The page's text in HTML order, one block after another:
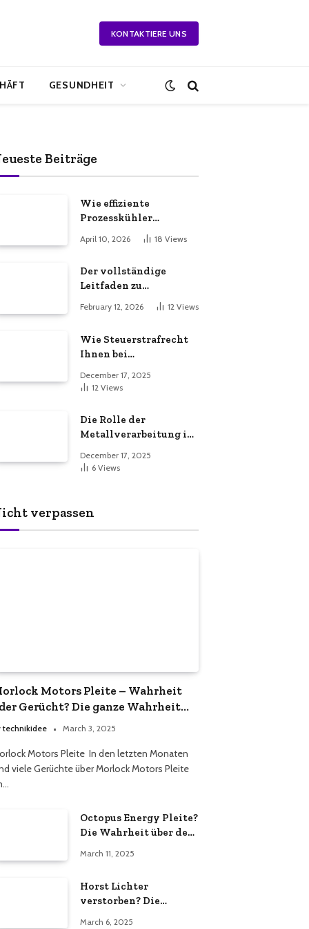
KONTAKTIERE UNS
GESUNDHEIT
Beiträge
Wie effiziente
Prozesskühler
Beratung Ihre
Produktionsabläufe
April 10, 2026 18 Views
Der vollständige
Leitfaden zu
unverzichtbaren
Dienstleistungen für
effiziente
Gewerbeimmobilie
February 12, 2026 12 Views
Wie Steuerstrafrecht
Ihnen bei
helfen kann
December 17, 2025
12 Views
Die Rolle der
Metallverarbeitung in
Fertigungsindustrie
December 17, 2025
6 Views
verpassen
Motors Pleite – Wahrheit
Gerücht? Die ganze Wahrheit
das Unternehmen
technikidee March 3, 2025
Motors Pleite In den letzten Monaten
viele Gerüchte über Morlock Motors Pleite
Octopus Energy Pleite?
Die Wahrheit über den
March 11, 2025
Horst Lichter
verstorben? Die
March 6, 2025